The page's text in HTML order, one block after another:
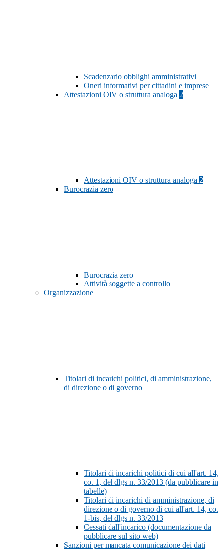
Scadenzario obblighi amministrativi
Oneri informativi per cittadini e imprese
Attestazioni OIV o struttura analoga 2
Attestazioni OIV o struttura analoga 2
Burocrazia zero
Burocrazia zero
Attività soggette a controllo
Organizzazione
Titolari di incarichi politici, di amministrazione,
di direzione o di governo
Titolari di incarichi politici di cui all'art. 14,
co. 1, del dlgs n. 33/2013 (da pubblicare in
tabelle)
Titolari di incarichi di amministrazione, di
direzione o di governo di cui all'art. 14, co.
1-bis, del dlgs n. 33/2013
Cessati dall'incarico (documentazione da
pubblicare sul sito web)
Sanzioni per mancata comunicazione dei dati